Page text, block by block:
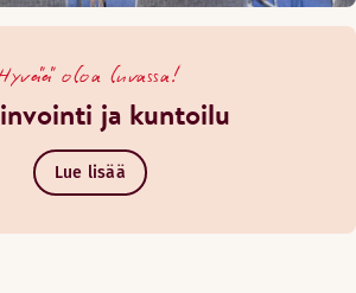
oloa luvassa!
ja kuntoilu
Lue lisää